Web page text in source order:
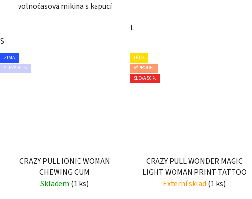
volnočasová mikina s kapucí
S
L
ZIMA
SLEVA 30 %
CRAZY PULL IONIC WOMAN
CHEWING GUM
Skladem (1 ks)
LÉTO
VÝPRODEJ
SLEVA 50 %
CRAZY PULL WONDER MAGIC
LIGHT WOMAN PRINT TATTOO
Externí sklad (1 ks)